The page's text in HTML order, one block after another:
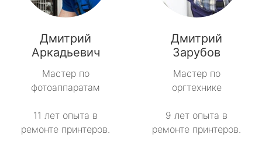
Дмитрий
Аркадьевич
Мастер по
фотоаппаратам
11 лет опыта в
ремонте принтеров.
Дмитрий
Зарубов
Мастер по
оргтехнике
9 лет опыта в
ремонте принтеров.